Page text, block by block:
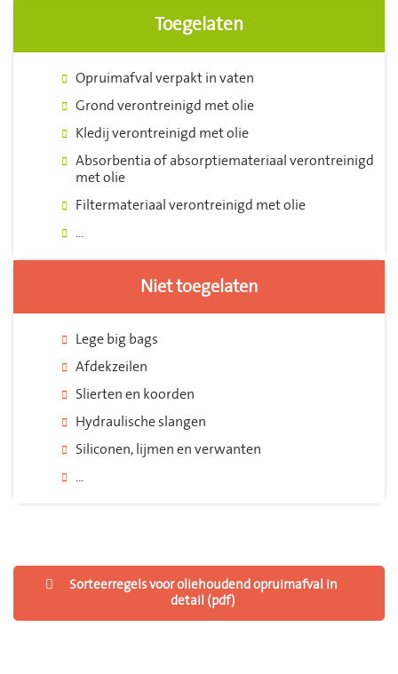
Toegelaten
Opruimafval verpakt in vaten
Grond verontreinigd met olie
Kledij verontreinigd met olie
Absorbentia of absorptiemateriaal verontreinigd
met olie
Filtermateriaal verontreinigd met olie
...
Niet toegelaten
Lege big bags
Afdekzeilen
Slierten en koorden
Hydraulische slangen
Siliconen, lijmen en verwanten
...
Sorteerregels voor oliehoudend opruimafval in
detail (pdf)